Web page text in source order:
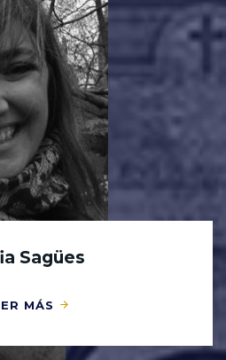
Sagües
MÁS